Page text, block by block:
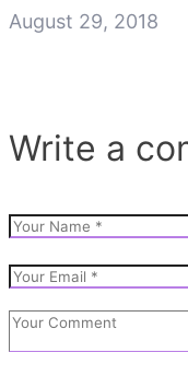
August 29, 2018
Write a